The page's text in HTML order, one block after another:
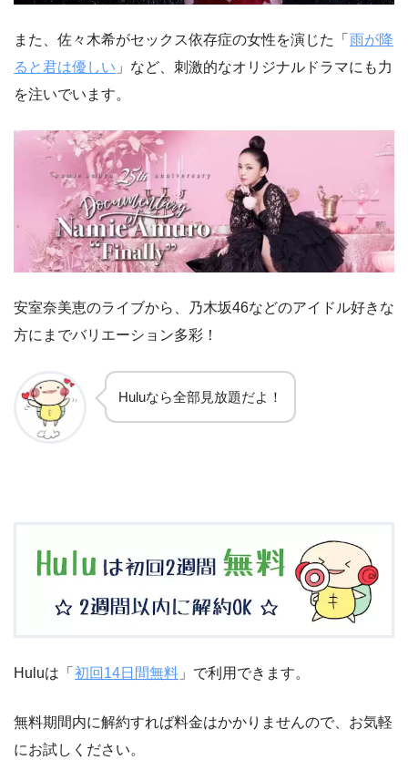
また、佐々木希がセックス依存症の女性を演じた「 雨が降
ると君は優しい 」など、刺激的なオリジナルドラマにも力
を注いでいます。
安室奈美恵のライブから、乃木坂46などのアイドル好きな
方にまでバリエーション多彩！
Huluなら全部見放題だよ！
Huluは「 初回14日間無料 」で利用できます。
無料期間内に解約すれば料金はかかりませんので、お気軽
にお試しください。